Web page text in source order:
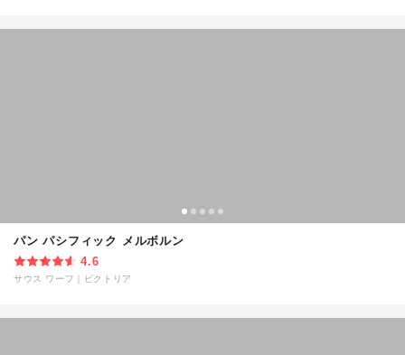
パン パシフィック メルボルン
4.6
サウス ワーフ ビクトリア